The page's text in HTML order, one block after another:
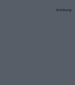
Werbung: